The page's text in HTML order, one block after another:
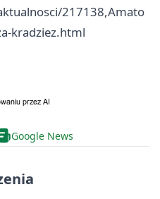
217138,Amato
kradziez.html
Google News